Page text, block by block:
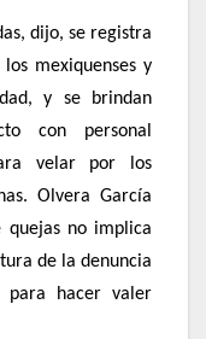
dijo, se registra
mexiquenses y
y se brindan
con personal
velar por los
Olvera García
quejas no implica
de la denuncia
para hacer valer